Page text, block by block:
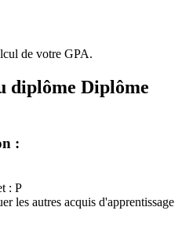
de votre GPA.
diplôme Diplôme
:
: P
les autres acquis d'apprentissage